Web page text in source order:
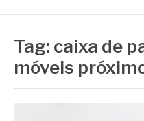
Tag: caixa de
móveis